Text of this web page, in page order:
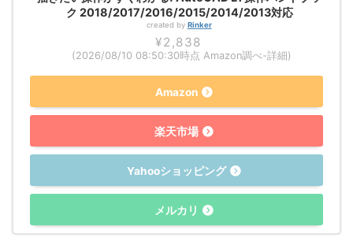
ク 2018/2017/2016/2015/2014/2013対応
created by Rinker
¥2,838
(2026/08/10 08:50:30時点 Amazon調べ-詳細)
Amazon
楽天市場
Yahooショッピング
メルカリ